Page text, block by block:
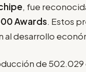
, fue
Awards. Estos
desarrollo
de 502.029